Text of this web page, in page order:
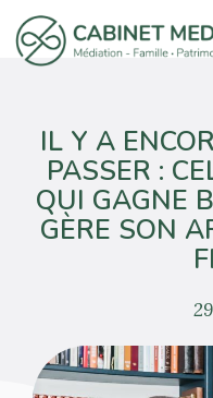
IL Y A
PASSER :
QUI GAGNE
GÈRE SON